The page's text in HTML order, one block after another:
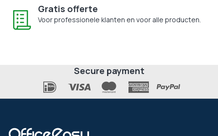
Gratis offerte
Voor professionele klanten en voor alle producten.
Secure payment